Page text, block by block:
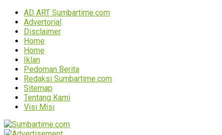
AD ART Sumbartime.com
Advertorial
Disclaimer
Home
Home
Iklan
Pedoman Berita
Redaksi Sumbartime.com
Sitemap
Tentang Kami
Visi Misi